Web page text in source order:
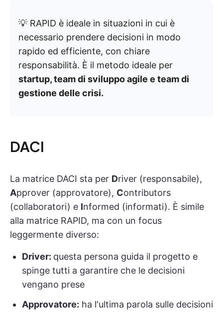
💡 RAPID è ideale in situazioni in cui è
necessario prendere decisioni in modo
rapido ed efficiente, con chiare
responsabilità. È il metodo ideale per
startup, team di sviluppo agile e team di
gestione delle crisi.
DACI
La matrice DACI sta per Driver (responsabile),
Approver (approvatore), Contributors
(collaboratori) e Informed (informati). È simile
alla matrice RAPID, ma con un focus
leggermente diverso:
Driver: questa persona guida il progetto e
spinge tutti a garantire che le decisioni
vengano prese
Approvatore: ha l'ultima parola sulle decisioni